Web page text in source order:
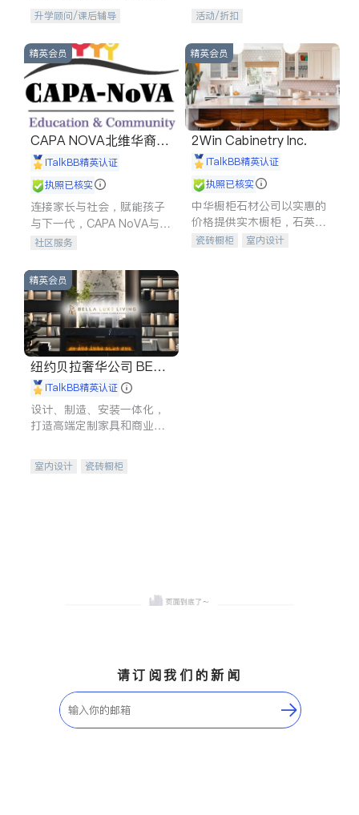
的学习潜力和动力。理念：
石。
升学顾问/课后辅导
专属福利。
活动/折扣
精英会员
CAPA NOVA北维华裔家
长会iTalkBB精英认证
执照已核实
连接家长与社会，赋能孩子
与下一代，CAPA NoVA与您
携手建设包容、公平、充满
社区服务
精英会员
2Win Cabinetry Inc.
iTalkBB精英认证
执照已核实
中华橱柜石材公司以实惠的
价格提供实木橱柜，石英石
台面，多种优质不锈钢水
瓷砖橱柜
室内设计
精英会员
纽约贝拉奢华公司 BELL
A LUXE
iTalkBB精英认证
设计、制造、安装一体化，
打造高端定制家具和商业空
室内设计
瓷砖橱柜
请订阅我们的新闻